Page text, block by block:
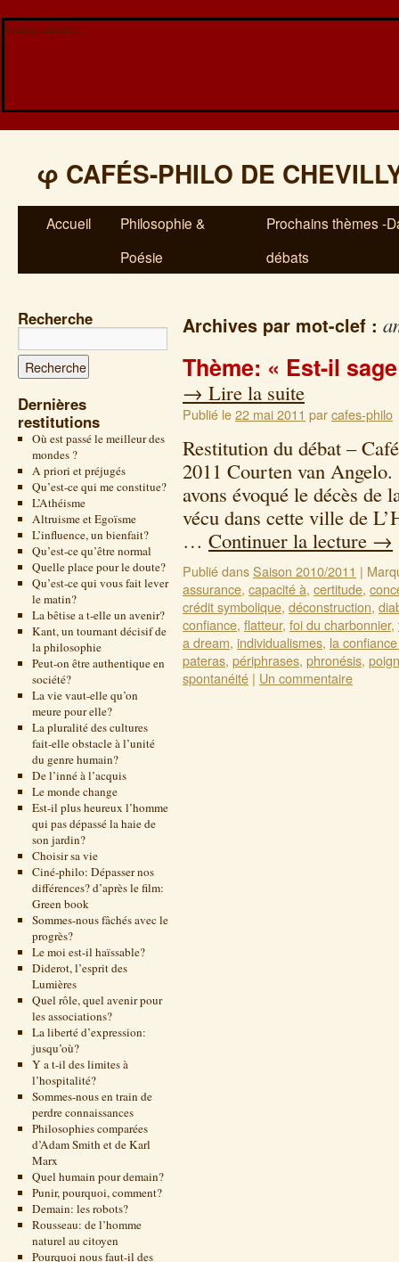
Veuillez patienter...
φ CAFÉS-PHILO DE
Accueil
Philosophie &
Poésie
Prochains thèmes -
débats
Recherche
Dernières
restitutions
Où est passé le meilleur des
mondes ?
A priori et préjugés
Qu’est-ce qui me constitue?
L’Athéisme
Altruisme et Egoïsme
L’influence, un bienfait?
Qu’est-ce qu’être normal
Quelle place pour le doute?
Qu’est-ce qui vous fait lever
le matin?
La bêtise a t-elle un avenir?
Kant, un tournant décisif de
la philosophie
Peut-on être authentique en
société?
La vie vaut-elle qu’on
meure pour elle?
La pluralité des cultures
fait-elle obstacle à l’unité
du genre humain?
De l’inné à l’acquis
Le monde change
Est-il plus heureux l’homme
qui pas dépassé la haie de
son jardin?
Choisir sa vie
Ciné-philo: Dépasser nos
différences? d’après le film:
Green book
Sommes-nous fâchés avec le
progrès?
Le moi est-il haïssable?
Diderot, l’esprit des
Lumières
Quel rôle, quel avenir pour
les associations?
La liberté d’expression:
jusqu’où?
Y a t-il des limites à
l’hospitalité?
Sommes-nous en train de
perdre connaissances
Philosophies comparées
d’Adam Smith et de Karl
Marx
Quel humain pour demain?
Punir, pourquoi, comment?
Demain: les robots?
Rousseau: de l’homme
naturel au citoyen
Pourquoi nous faut-il des
Archives par mot-clef :
Thème: « Est-il
→ Lire la suite
Publié le22 mai 2011 parcafes-philo
Restitution du débat –
2011 Courten van
avons évoqué le décès de
vécu dans cette ville de
… Continuer la lecture →
Publié dansSaison 2010/2011 |
assurance, capacité à, certitude,
crédit symbolique, déconstruction,
confiance, flatteur, foi du charbonnier,
a dream, individualismes, la
pateras, périphrases, phronésis,
spontanéité | Un commentaire